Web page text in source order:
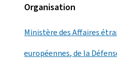
Organisation
Ministère des Affaires
européennes, de la